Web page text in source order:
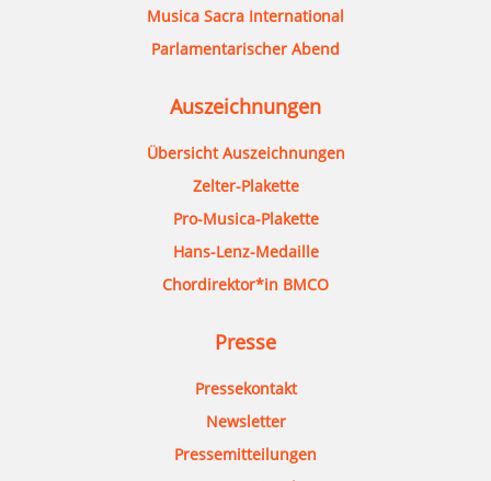
Musica Sacra International
Parlamentarischer Abend
Auszeichnungen
Übersicht Auszeichnungen
Zelter-Plakette
Pro-Musica-Plakette
Hans-Lenz-Medaille
Chordirektor*in BMCO
Presse
Pressekontakt
Newsletter
Pressemitteilungen